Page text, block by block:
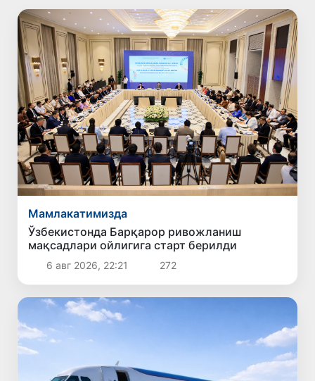
Мамлакатимизда
Ўзбекистонда Барқарор ривожланиш
мақсадлари ойлигига старт берилди
6 авг 2026, 22:21 272